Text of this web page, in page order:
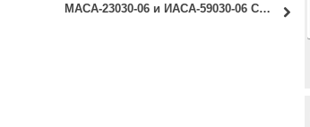
МАСА-23030-06 и ИАСА-59030-06 Стамбена архитектура у Србији у 19. и почетком 20. века: промена термина консултација